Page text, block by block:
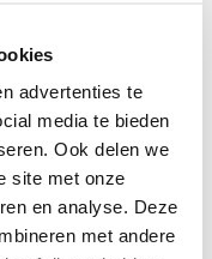
advertenties te
media te bieden
Ook delen we
site met onze
en analyse. Deze
met andere
met persoonlijke
we met
en passie.
je eigen baas